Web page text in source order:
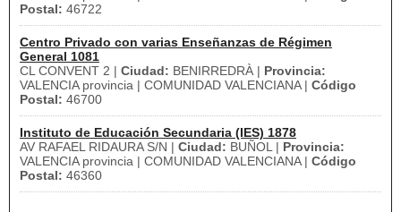
Postal: 46722
Centro Privado con varias Enseñanzas de Régimen
General 1081
CL CONVENT 2 | Ciudad: BENIRREDRÀ | Provincia:
VALENCIA provincia | COMUNIDAD VALENCIANA | Código
Postal: 46700
Instituto de Educación Secundaria (IES) 1878
AV RAFAEL RIDAURA S/N | Ciudad: BUÑOL | Provincia:
VALENCIA provincia | COMUNIDAD VALENCIANA | Código
Postal: 46360